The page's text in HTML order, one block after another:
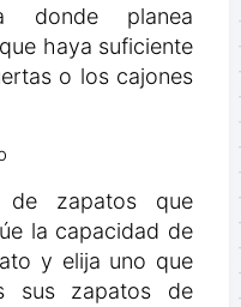
donde planea
haya suficiente
o los cajones
de zapatos que
la capacidad de
y elija uno que
sus zapatos de